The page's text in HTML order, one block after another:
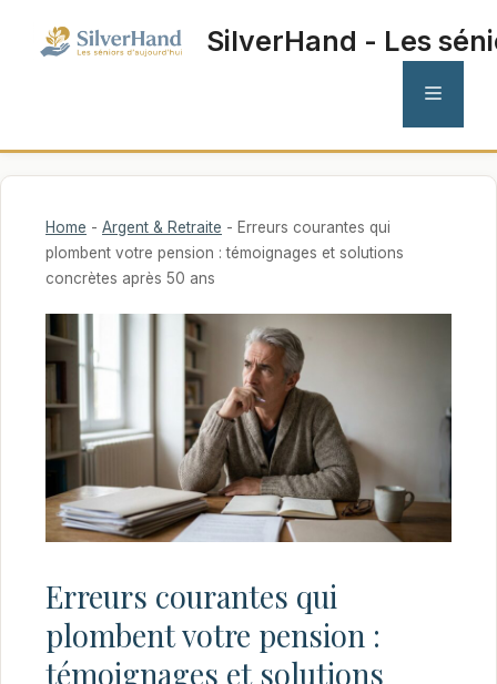
SilverHand - Les
MENU
Home - Argent & Retraite - Erreurs courantes qui
plombent votre pension : témoignages et solutions
concrètes après 50 ans
Erreurs courantes qui
plombent votre pension :
témoignages et solutions